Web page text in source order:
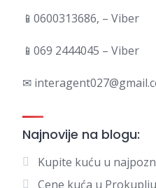
📱0600313686, – Viber
📱069 2444045 – Viber
✉
Najnovije na blogu:
Kupite kuću u
Cene kuća u